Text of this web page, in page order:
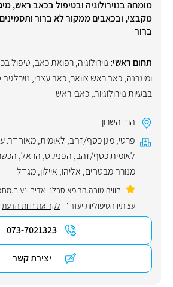
מומחה בנוירולוגיה ובטיפול בכאב ראש,
מקבצי, ובכאבים ממקור לא ברור
ברור
תחום ראשי: נוירולוגיה,רפואת כאב, טיפול
ומיגרנה,כאב ראש צוואר,כאב עצבי,
בבעיות נוירולוגיות,כאבי ראש
הוד השרון
פרטי,מגן כסף/זהב, לאומית,מאוחדת
לאומית כסף/זהב, הפניקס, הראל,
מנורה מבטחים, אליהו, איילון,מגדל
"חוויה טובה.הרופא סבלני אדיב
עצותיו הטיפוליות יעזרו" לקריאת חוות הדעת
073-7021323
יצירת קשר